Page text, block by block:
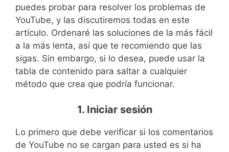
puedes probar para resolver los problemas de
YouTube, y las discutiremos todas en este
artículo. Ordenaré las soluciones de la más fácil
a la más lenta, así que te recomiendo que las
sigas. Sin embargo, si lo desea, puede usar la
tabla de contenido para saltar a cualquier
método que crea que podría funcionar.
1. Iniciar sesión
Lo primero que debe verificar si los comentarios
de YouTube no se cargan para usted es si ha